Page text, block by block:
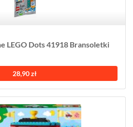
LEGO Dots 41918 Bransoletki
28,90 zł